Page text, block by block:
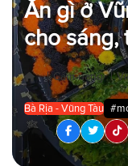
Ăn gì ở
cho sáng,
| Cẩm nang |
Bà Rịa - Vũng Tàu